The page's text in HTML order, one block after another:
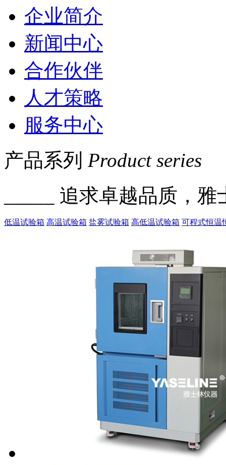
企业简介
新闻中心
合作伙伴
人才策略
服务中心
产品系列 Product series
_____ 追求卓越品质，
低温试验箱 高温试验箱 盐雾试验箱 高低温试验箱 可程式恒温